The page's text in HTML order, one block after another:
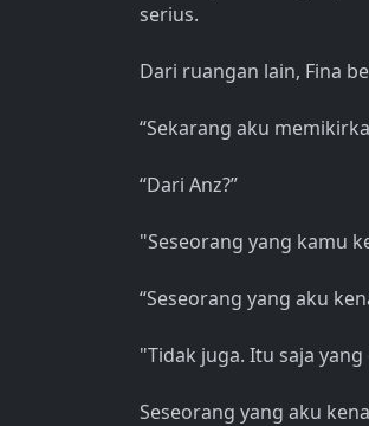
serius.
Dari ruangan lain, Fina
“Sekarang aku
“Dari Anz?”
"Seseorang yang kamu
“Seseorang yang aku
"Tidak juga. Itu saja
Seseorang yang aku